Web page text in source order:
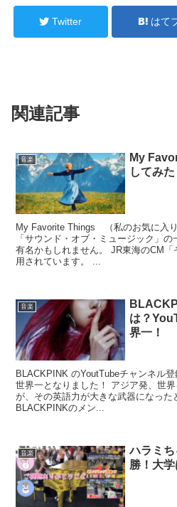
Twitter はて
関連記事
音楽
My
してみた
My Favorite Things （私のお気に入
「サウンド・オブ・ミュージック」
有名かもしれません。 JR東海のCM
用されています。 ...
音楽
は？
界一！
BLACKPINK のYoutTubeチャンネル登
世界一となりました！ アジア発、世
が、その英語力が大きな武器になっ
BLACKPINKのメン...
音楽
ハラミ
勝！大